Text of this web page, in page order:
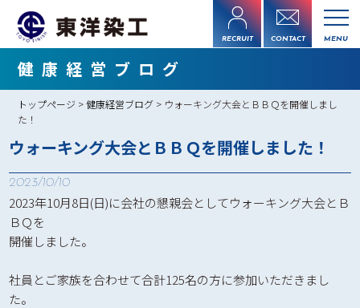
RECRUIT CONTACT MENU
健康経営ブログ
トップページ >健康経営ブログ > ウォーキング大会とＢＢＱを開催しまし
た！
ウォーキング大会とＢＢＱを開催しました！
2023/10/10
2023年10月8日(日)に会社の懇親会としてウォーキング大会とＢ
ＢＱを
開催しました。
社員とご家族を合わせて合計125名の方に参加いただきまし
た。